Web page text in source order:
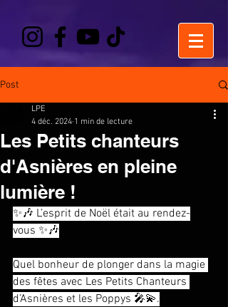
Post
Les Petits chanteurs
d'Asnières en pleine
lumière !
LPE
4 déc. 2024 1 min de lecture
✨🎶 L’esprit de Noël était au rendez-
vous ✨🎶
Quel bonheur de plonger dans la magie
des fêtes avec Les Petits Chanteurs
d’Asnières et les Poppys 🎤💫.